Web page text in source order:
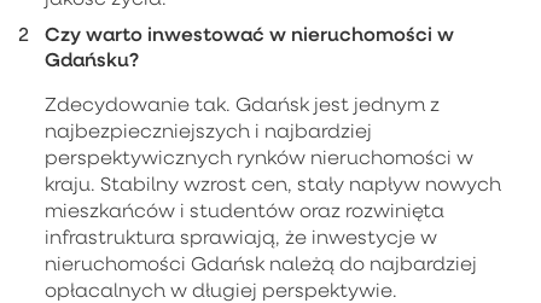
Czy warto inwestować w nieruchomości w
Gdańsku?
Zdecydowanie tak. Gdańsk jest jednym z
najbezpieczniejszych i najbardziej
perspektywicznych rynków nieruchomości w
kraju. Stabilny wzrost cen, stały napływ nowych
mieszkańców i studentów oraz rozwinięta
infrastruktura sprawiają, że inwestycje w
nieruchomości Gdańsk należą do najbardziej
opłacalnych w długiej perspektywie.